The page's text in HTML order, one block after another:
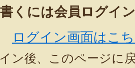
くには会員ログイ
ログイン画面はこ
イン後、このページに